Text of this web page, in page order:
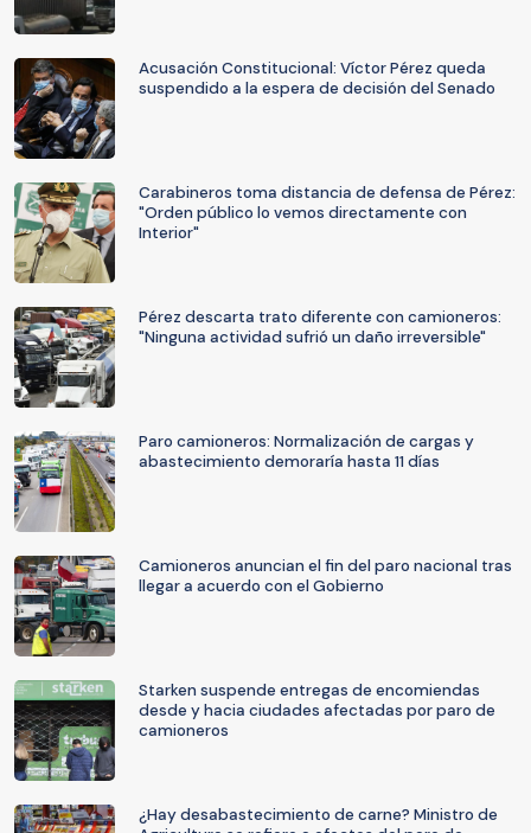
Acusación Constitucional: Víctor Pérez queda
suspendido a la espera de decisión del Senado
Carabineros toma distancia de defensa de Pérez:
"Orden público lo vemos directamente con
Interior"
Pérez descarta trato diferente con camioneros:
"Ninguna actividad sufrió un daño irreversible"
Paro camioneros: Normalización de cargas y
abastecimiento demoraría hasta 11 días
Camioneros anuncian el fin del paro nacional tras
llegar a acuerdo con el Gobierno
Starken suspende entregas de encomiendas
desde y hacia ciudades afectadas por paro de
camioneros
¿Hay desabastecimiento de carne? Ministro de